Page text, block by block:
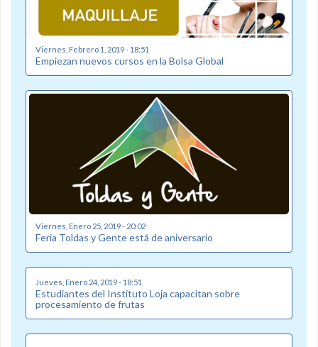
Viernes, Febrero 1, 2019 - 18:51
Empiezan nuevos cursos en la Bolsa Global
Viernes, Enero 25, 2019 - 20:02
Feria Toldas y Gente está de aniversario
Jueves, Enero 24, 2019 - 18:51
Estudiantes del Instituto Loja capacitan sobre
procesamiento de frutas